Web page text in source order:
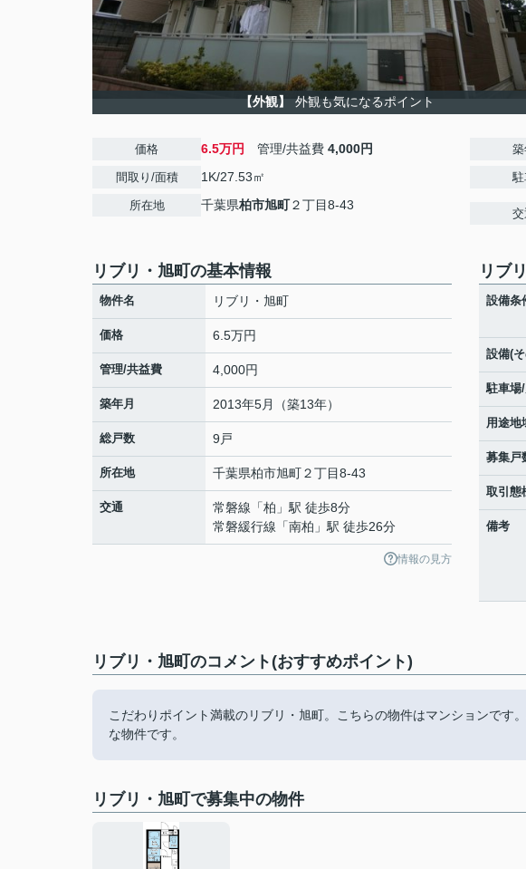
【外観】 外観も気になるポイント
価格 6.5万円 管理/共益費 4,000円
間取り/面積 1K/27.53㎡
所在地 千葉県柏市旭町２丁目8-43
交
リブリ・旭町の基本情報
物件名 リブリ・旭町
価格 6.5万円
管理/共益費 4,000円
築年月 2013年5月（築13年）
総戸数 9戸
所在地 千葉県柏市旭町２丁目8-43
交通 常磐線 「柏 」駅 徒歩8分
常磐緩行線 「南柏 」駅 徒歩26分
情報の見方
リブ
設備条
設備(
駐車場
用途地
募集戸
取引態
備考
リブリ・旭町のコメント(おすすめポイント)
こだわりポイント満載のリブリ・旭町。こちらの物件はマンションです
な物件です。
リブリ・旭町で募集中の物件